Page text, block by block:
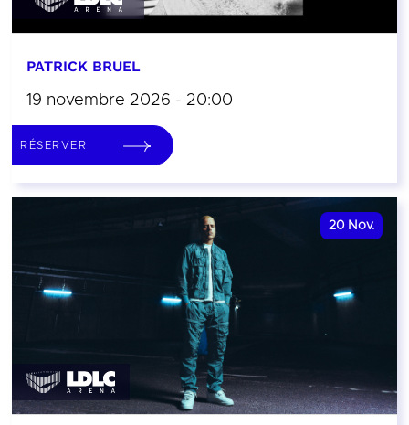
PATRICK BRUEL
19 novembre 2026 - 20:00
RÉSERVER
20 Nov.